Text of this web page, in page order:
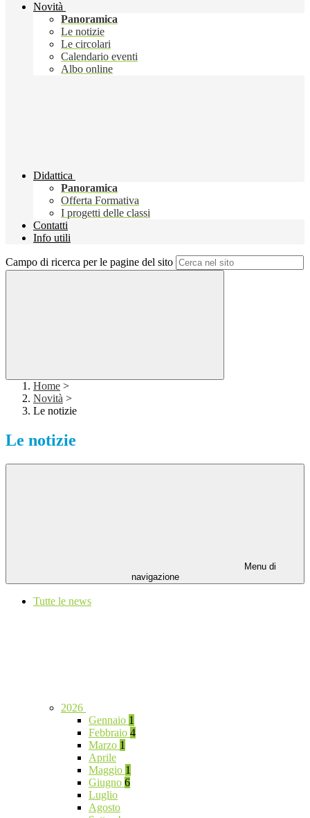
Novità
Panoramica
Le notizie
Le circolari
Calendario eventi
Albo online
Didattica
Panoramica
Offerta Formativa
I progetti delle classi
Contatti
Info utili
Campo di ricerca per le pagine del sito
Home >
Novità >
Le notizie
Le notizie
Menu di
navigazione
Tutte le news
2026
Gennaio 1
Febbraio 4
Marzo 1
Aprile
Maggio 1
Giugno 6
Luglio
Agosto